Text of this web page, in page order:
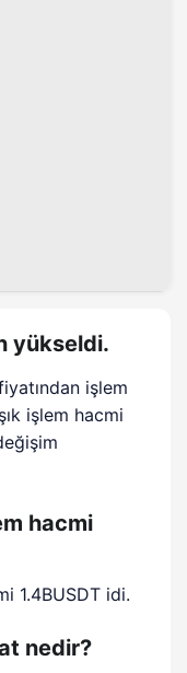
yükseldi.
işlem
işlem hacmi
hacmi
1.4BUSDT idi.
nedir?